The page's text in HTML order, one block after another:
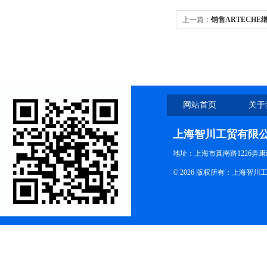
上一篇： 销售ARTECHE
网站首页 关
上海智川工贸有限
地址：上海市真南路1226弄
© 2026 版权所有：上海智川